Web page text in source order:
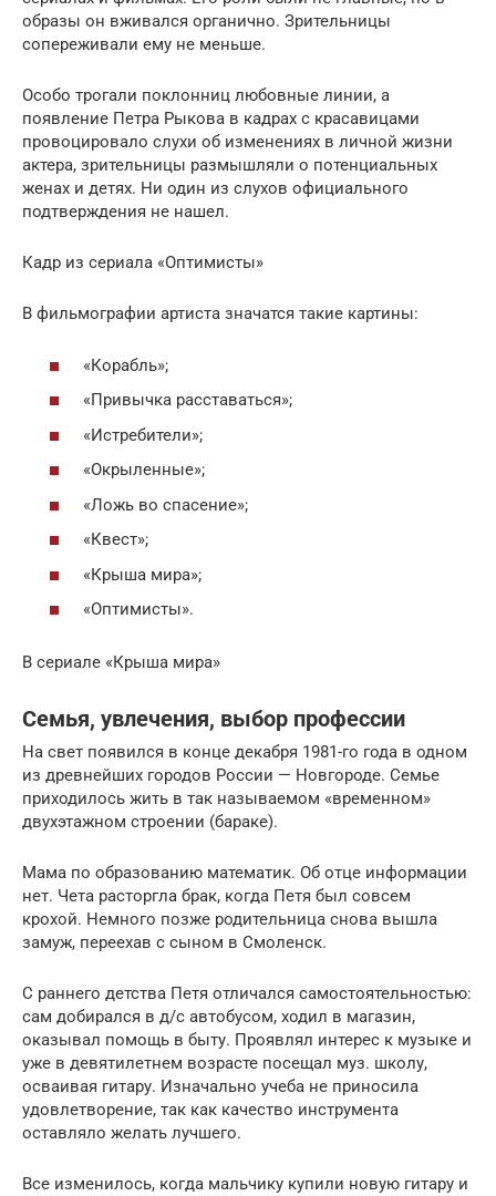
образы он вживался органично. Зрительницы
сопереживали ему не меньше.
Особо трогали поклонниц любовные линии, а
появление Петра Рыкова в кадрах с красавицами
провоцировало слухи об изменениях в личной жизни
актера, зрительницы размышляли о потенциальных
женах и детях. Ни один из слухов официального
подтверждения не нашел.
Кадр из сериала «Оптимисты»
В фильмографии артиста значатся такие картины:
«Корабль»;
«Привычка расставаться»;
«Истребители»;
«Окрыленные»;
«Ложь во спасение»;
«Квест»;
«Крыша мира»;
«Оптимисты».
В сериале «Крыша мира»
Семья, увлечения, выбор профессии
На свет появился в конце декабря 1981-го года в одном
из древнейших городов России — Новгороде. Семье
приходилось жить в так называемом «временном»
двухэтажном строении (бараке).
Мама по образованию математик. Об отце информации
нет. Чета расторгла брак, когда Петя был совсем
крохой. Немного позже родительница снова вышла
замуж, переехав с сыном в Смоленск.
С раннего детства Петя отличался самостоятельностью:
сам добирался в д/с автобусом, ходил в магазин,
оказывал помощь в быту. Проявлял интерес к музыке и
уже в девятилетнем возрасте посещал муз. школу,
осваивая гитару. Изначально учеба не приносила
удовлетворение, так как качество инструмента
оставляло желать лучшего.
Все изменилось, когда мальчику купили новую гитару и